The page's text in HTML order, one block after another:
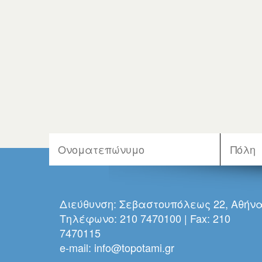
Διεύθυνση: Σεβαστουπόλεως 22,
Τηλέφωνο: 210 7470100 | Fax: 210
7470115
e-mail: info@topotami.gr